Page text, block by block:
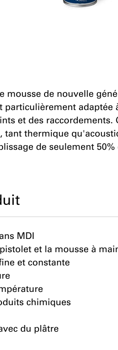
mousse de nouvelle
particulièrement adaptée
et des raccordements.
thermique
de seulement
MDI
et la mousse à
et constante
chimiques
du plâtre